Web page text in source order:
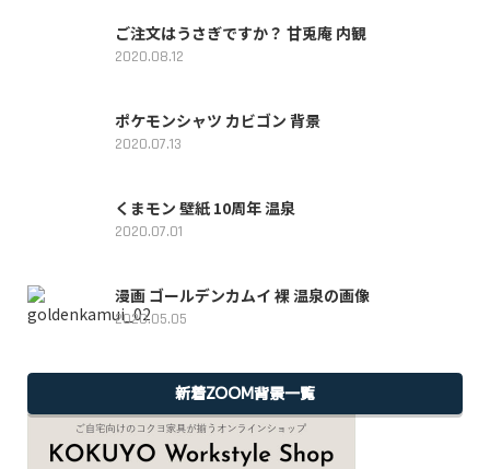
ご注文はうさぎですか？ 甘兎庵 内観
2020.08.12
ポケモンシャツ カビゴン 背景
2020.07.13
くまモン 壁紙 10周年 温泉
2020.07.01
漫画 ゴールデンカムイ 裸 温泉の画像
2020.05.05
新着ZOOM背景一覧